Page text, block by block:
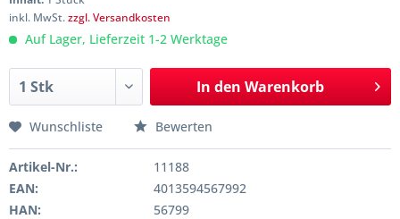
inkl. MwSt.zzgl. Versandkosten
Auf Lager, Lieferzeit 1-2 Werktage
In den Warenkorb
Wunschliste Bewerten
Artikel-Nr.:
11188
EAN:
4013594567992
HAN:
56799